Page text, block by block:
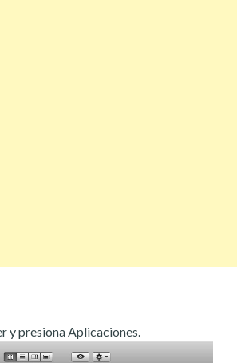
y presiona Aplicaciones.